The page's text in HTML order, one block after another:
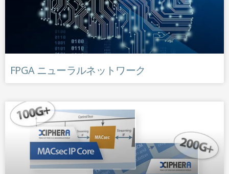
FPGA ニューラルネットワーク